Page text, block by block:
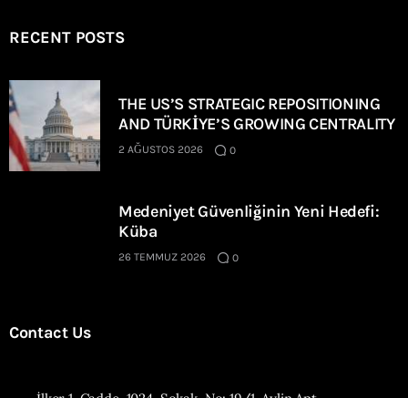
RECENT POSTS
THE US’S STRATEGIC REPOSITIONING
AND TÜRKİYE’S GROWING CENTRALITY
2 AĞUSTOS 2026 0
Medeniyet Güvenliğinin Yeni Hedefi:
Küba
26 TEMMUZ 2026 0
Contact Us